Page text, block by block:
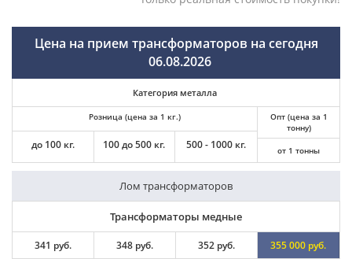
Цена на прием трансформаторов на сегодня
06.08.2026
Категория металла
Розница (цена за 1 кг.)
до 100 кг. 100 до 500 кг. 500 - 1000 кг.
Опт (цена за 1
тонну)
от 1 тонны
Лом трансформаторов
Трансформаторы медные
341 руб. 348 руб. 352 руб. 355 000 руб.